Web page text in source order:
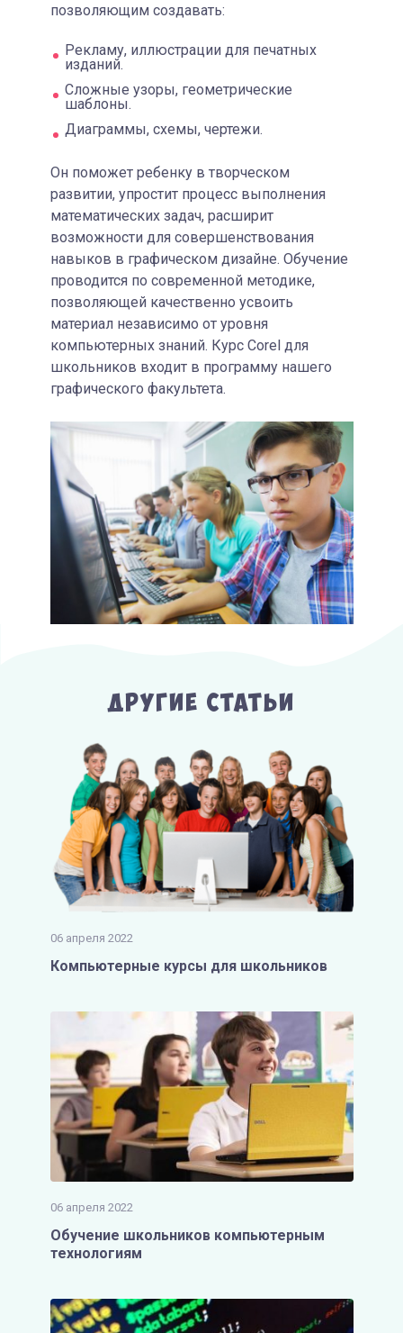
позволяющим создавать:
Рекламу, иллюстрации для печатных
изданий.
Сложные узоры, геометрические
шаблоны.
Диаграммы, схемы, чертежи.
Он поможет ребенку в творческом
развитии, упростит процесс выполнения
математических задач, расширит
возможности для совершенствования
навыков в графическом дизайне. Обучение
проводится по современной методике,
позволяющей качественно усвоить
материал независимо от уровня
компьютерных знаний. Курс Corel для
школьников входит в программу нашего
графического факультета.
Другие Статьи
06 апреля 2022
Компьютерные курсы для школьников
06 апреля 2022
Обучение школьников компьютерным
технологиям